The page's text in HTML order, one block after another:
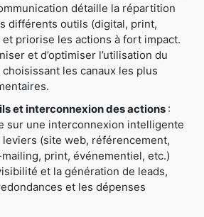
détaille la répartition
différents outils (digital, print,
priorise les actions à fort impact.
et d’optimiser l’utilisation du
les canaux les plus
et interconnexion des actions :
sur une interconnexion intelligente
(site web, référencement,
print, événementiel, etc.)
et la génération de leads,
et les dépenses